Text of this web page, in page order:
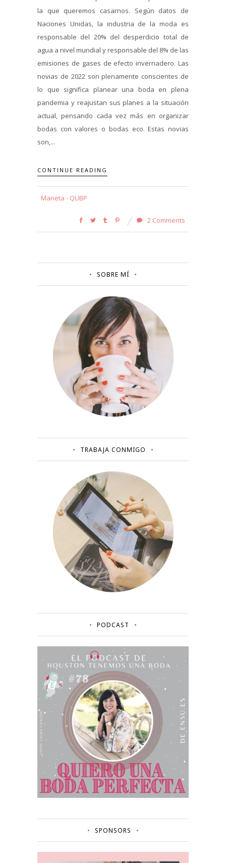
la que queremos casarnos. Según datos de
Naciones Unidas, la industria de la moda es
responsable del 20% del desperdicio total de
agua a nivel mundial y responsable del 8% de las
emisiones de gases de efecto invernadero. Las
novias de 2022 son plenamente conscientes de
lo que significa planear una boda en plena
pandemia y reajustan sus planes a la situación
actual, pensando cada vez más en organizar
bodas con valores o bodas eco. Estas novias
son,...
CONTINUE READING
Marieta - QUBP
2 Comments
SOBRE MÍ
TRABAJA CONMIGO
PODCAST
SPONSORS